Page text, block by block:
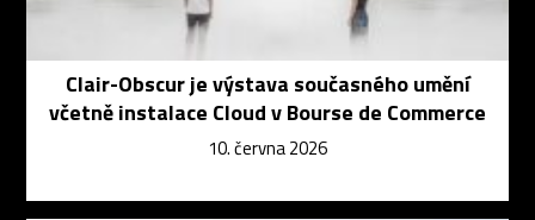
Clair-Obscur je výstava současného umění
včetně instalace Cloud v Bourse de Commerce
10. června 2026